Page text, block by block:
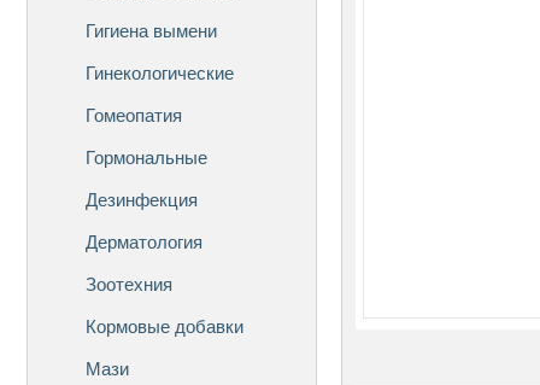
Гигиена вымени
Гинекологические
Гомеопатия
Гормональные
Дезинфекция
Дерматология
Зоотехния
Кормовые добавки
Мази